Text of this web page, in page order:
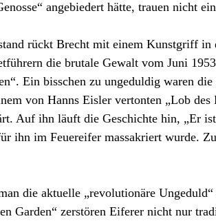
angebiedert hätte, trauen nicht
rückt Brecht mit einem Kunstgriff
die brutale Gewalt vom Juni
Ein bisschen zu ungeduldig waren die
von Hanns Eisler vertonten „Lob des
Auf ihn läuft die Geschichte hin, „Er
ihn im Feuereifer massakriert wurde.
die aktuelle „revolutionäre
Garden“ zerstören Eiferer nicht nur